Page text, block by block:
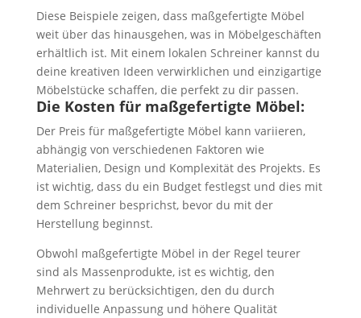
Diese Beispiele zeigen, dass maßgefertigte Möbel
weit über das hinausgehen, was in Möbelgeschäften
erhältlich ist. Mit einem lokalen Schreiner kannst du
deine kreativen Ideen verwirklichen und einzigartige
Möbelstücke schaffen, die perfekt zu dir passen.
Die Kosten für maßgefertigte Möbel:
Der Preis für maßgefertigte Möbel kann variieren,
abhängig von verschiedenen Faktoren wie
Materialien, Design und Komplexität des Projekts. Es
ist wichtig, dass du ein Budget festlegst und dies mit
dem Schreiner besprichst, bevor du mit der
Herstellung beginnst.
Obwohl maßgefertigte Möbel in der Regel teurer
sind als Massenprodukte, ist es wichtig, den
Mehrwert zu berücksichtigen, den du durch
individuelle Anpassung und höhere Qualität